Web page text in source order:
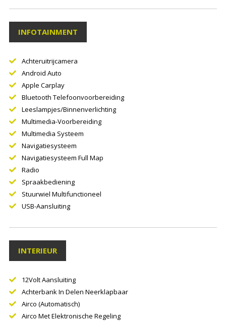
INFOTAINMENT
Achteruitrijcamera
Android Auto
Apple Carplay
Bluetooth Telefoonvoorbereiding
Leeslampjes/binnenverlichting
Multimedia-Voorbereiding
Multimedia Systeem
Navigatiesysteem
Navigatiesysteem Full Map
Radio
Spraakbediening
Stuurwiel Multifunctioneel
USB-Aansluiting
INTERIEUR
12Volt Aansluiting
Achterbank In Delen Neerklapbaar
Airco (automatisch)
Airco Met Elektronische Regeling